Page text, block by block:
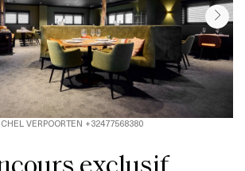
VERPOORTEN +32477568380